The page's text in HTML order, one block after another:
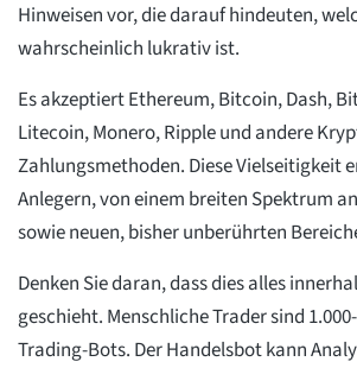
Hinweisen vor, die darauf hindeuten,
wahrscheinlich lukrativ ist.
Es akzeptiert Ethereum, Bitcoin, Dash,
Litecoin, Monero, Ripple und andere
Zahlungsmethoden. Diese Vielseitigkeit
Anlegern, von einem breiten Spektrum
sowie neuen, bisher unberührten
Denken Sie daran, dass dies alles
geschieht. Menschliche Trader sind
Trading-Bots. Der Handelsbot kann